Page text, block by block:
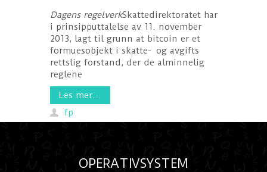
Dagens regelverkSkattedirektoratet har
i prinsipputtalelse av 11. november
2013, lagt til grunn at bitcoin er et
formuesobjekt i skatte- og avgifts
rettslig forstand, der de alminnelig
reglene
Les mer...
fp
OPERATIVSYSTEM